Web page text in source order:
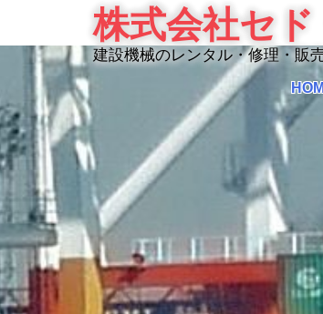
content
株式会社セ
建設機械のレンタル・修理・販